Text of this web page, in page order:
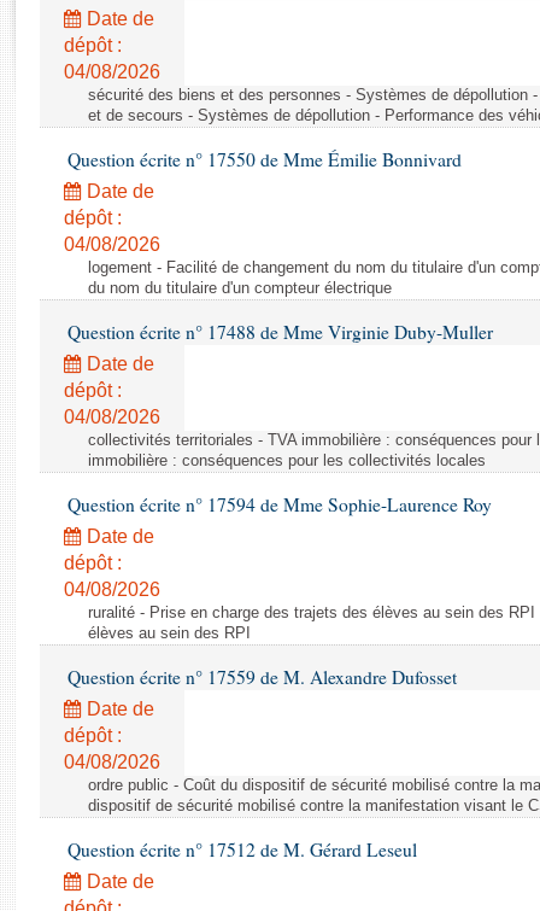
Rapports législatifs
Rapports sur l'application des lois
Baromètre de l’application des lois
Dossiers législatifs
Budget et sécurité sociale
Questions écrites et orales
Comptes rendus des débats
Date de
dépôt :
04/08/2026
sécurité des biens et des personnes - Systèmes de dépollution
et de secours - Systèmes de dépollution - Performance des
Question écrite n° 17550 de Mme Émilie Bonnivard
Date de
dépôt :
04/08/2026
logement - Facilité de changement du nom du titulaire d'un
du nom du titulaire d'un compteur électrique
Question écrite n° 17488 de Mme Virginie Duby-Muller
Date de
dépôt :
04/08/2026
collectivités territoriales - TVA immobilière : conséquences
immobilière : conséquences pour les collectivités locales
Question écrite n° 17594 de Mme Sophie-Laurence Roy
Date de
dépôt :
04/08/2026
ruralité - Prise en charge des trajets des élèves au sein des
élèves au sein des RPI
Question écrite n° 17559 de M. Alexandre Dufosset
Date de
dépôt :
04/08/2026
ordre public - Coût du dispositif de sécurité mobilisé contre la
dispositif de sécurité mobilisé contre la manifestation visant le
Question écrite n° 17512 de M. Gérard Leseul
Date de